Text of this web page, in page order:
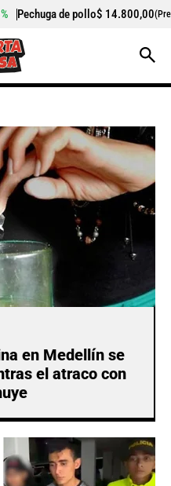
(Precio por kilo)+0,85% Cogote de
en Medellín se
el atraco con